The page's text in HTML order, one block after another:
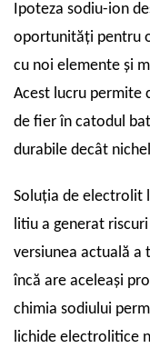
Ipoteza sodiu-ion
oportunități pentru
cu noi elemente și
Acest lucru permite
de fier în catodul
durabile decât
Soluția de electrolit
litiu a generat
versiunea actuală a
încă are aceleași
chimia sodiului
lichide electrolitice